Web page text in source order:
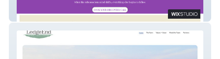
Houda Alkalla